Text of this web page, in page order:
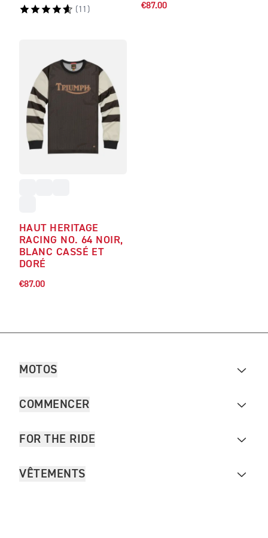
( 11 ) €87.00
HAUT HERITAGE
RACING NO. 64 NOIR,
BLANC CASSÉ ET
DORÉ
€87.00
MOTOS
COMMENCER
FOR THE RIDE
VÊTEMENTS